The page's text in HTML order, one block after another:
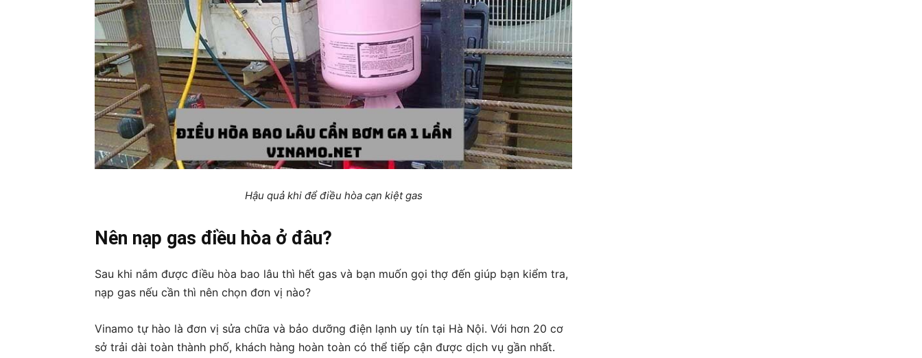
Hậu quả khi để điều hòa cạn kiệt gas
Nên nạp gas điều hòa ở đâu?
Sau khi nắm được điều hòa bao lâu thì hết gas và bạn muốn gọi thợ đến giúp bạn kiểm tra,
nạp gas nếu cần thì nên chọn đơn vị nào?
Vinamo tự hào là đơn vị sửa chữa và bảo dưỡng điện lạnh uy tín tại Hà Nội. Với hơn 20 cơ
sở trải dài toàn thành phố, khách hàng hoàn toàn có thể tiếp cận được dịch vụ gần nhất.